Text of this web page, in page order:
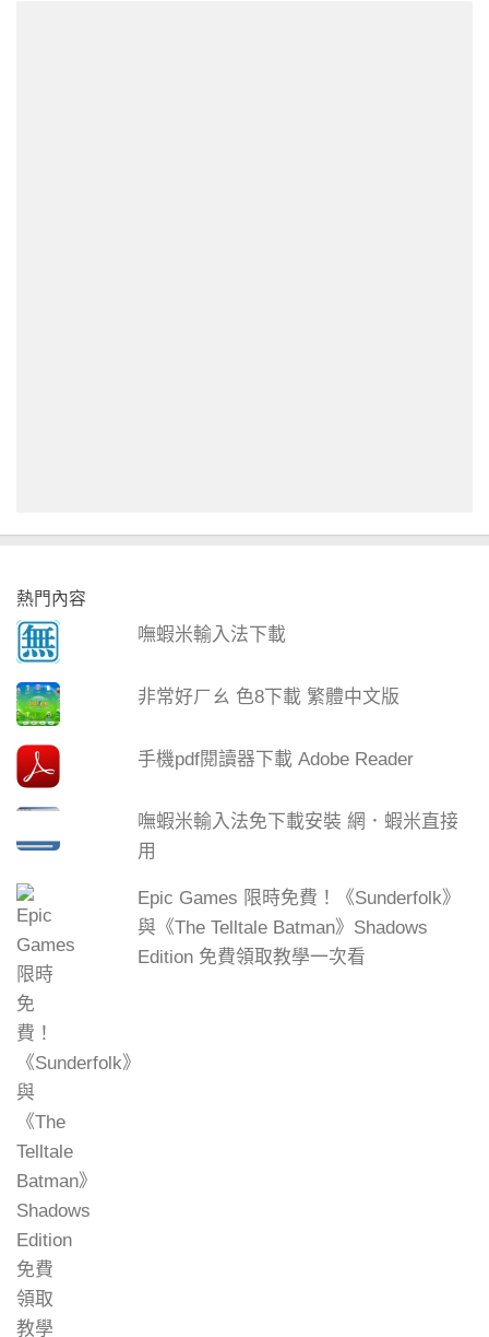
熱門內容
嘸蝦米輸入法下載
非常好ㄏㄠ 色8下載 繁體中文版
手機pdf閱讀器下載 Adobe Reader
嘸蝦米輸入法免下載安裝 網．蝦米直接
用
Epic Games 限時免費！《Sunderfolk》
與《The Telltale Batman》Shadows
Edition 免費領取教學一次看